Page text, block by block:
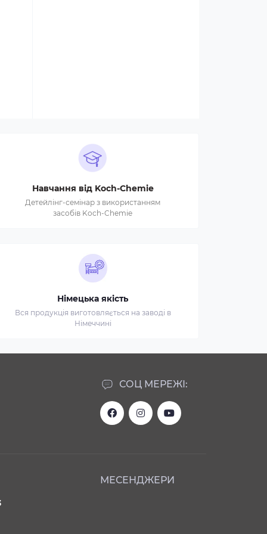
Навчання від Koch-Chemie
Детейлінг-семінар з використанням
засобів Koch-Chemie
Німецька якість
Вся продукція виготовляється на заводі в
Німеччині
СОЦ МЕРЕЖІ:
МЕСЕНДЖЕРИ